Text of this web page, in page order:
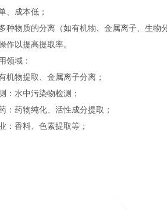
、成本低；
种物质的分离（如有机物、金属离子、生物分
作以提高提取率。
领域：
机物提取、金属离子分离；
：水中污染物检测；
：药物纯化、活性成分提取；
：香料、色素提取等；